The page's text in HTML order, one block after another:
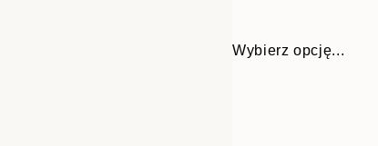
Wybierz opcję...